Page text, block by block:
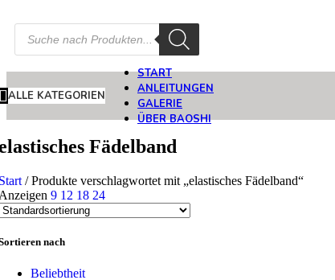
Products
search
ALLE KATEGORIEN
START
ANLEITUNGEN
GALERIE
ÜBER BAOSHI
Fädelband
/ Produkte verschlagwortet mit „elastisches Fädelband“
9 12 18 24
nach
Beliebtheit